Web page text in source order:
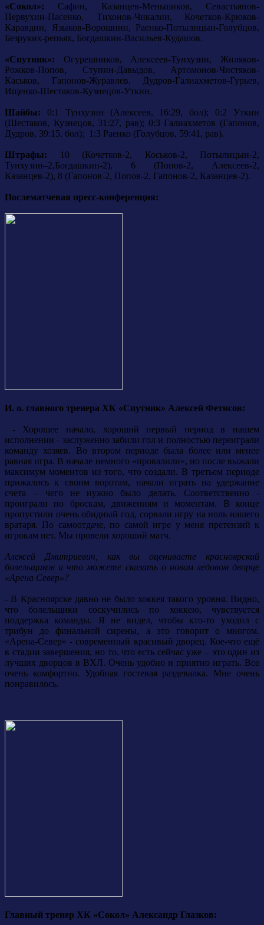
«Сокол»: Сафин, Казанцев-Меньшиков, Севастьянов-
Первухин-Пасенко, Тихонов-Чикалин, Кочетков-Крюков-
Каравдин, Языков-Ворошнин, Раенко-Потылицын-Голубцов,
Безруких-репьях, Богдашкин-Васильев-Кудашов.
«Спутник»: Огурешников, Алексеев-Тунхузин, Жиляков-
Рожков-Попов, Ступин-Давыдов, Артомонов-Чистяков-
Каськов, Гапонов-Журавлев, Дудров-Галиахметов-Гурьев,
Ищенко-Шестаков-Кузнецов-Уткин.
Шайбы: 0:1 Тунхузин (Алексеев, 16:29, бол); 0:2 Уткин
(Шестаков, Кузнецов, 31:27, рав); 0:3 Галиахметов (Гапонов,
Дудров, 39:15, бол); 1:3 Раенко (Голубцов, 59:41, рав).
Штрафы: 10 (Кочетков-2, Коськов-2, Потылицын-2,
Тунхузин–2,Богдашкин-2), 6 (Попов-2, Алексеев-2,
Казанцев-2), 8 (Гапонов-2, Попов-2, Гапонов-2, Казанцев-2).
Послематчевая пресс-конференция:
И. о. главного тренера ХК «Спутник» Алексей Фетисов:
- Хорошее начало, хороший первый период в нашем
исполнении - заслуженно забили гол и полностью переиграли
команду хозяев. Во втором периоде была более или менее
равная игра. В начале немного «провалили», но после выжали
максимум моментов из того, что создали. В третьем периоде
прижались к своим воротам, начали играть на удержание
счета – чего не нужно было делать. Соответственно -
проиграли по броскам, движениям и моментам. В конце
пропустили очень обидный год, сорвали игру на ноль нашего
вратаря. По самоотдаче, по самой игре у меня претензий к
игрокам нет. Мы провели хороший матч.
Алексей Дмитриевич, как вы оцениваете красноярский
болельщиков и что можете сказать о новом ледовом дворце
«Арена Север»?
- В Красноярске давно не было хоккея такого уровня. Видно,
что болельщики соскучились по хоккею, чувствуется
поддержка команды. Я не видел, чтобы кто-то уходил с
трибун до финальной сирены, а это говорит о многом.
«Арена-Север» - современный красивый дворец. Кое-что ещё
в стадии завершения, но то, что есть сейчас уже – это один из
лучших дворцов в ВХЛ. Очень удобно и приятно играть. Все
очень комфортно. Удобная гостевая раздевалка. Мне очень
понравилось.
Главный тренер ХК «Сокол» Александр Глазков: